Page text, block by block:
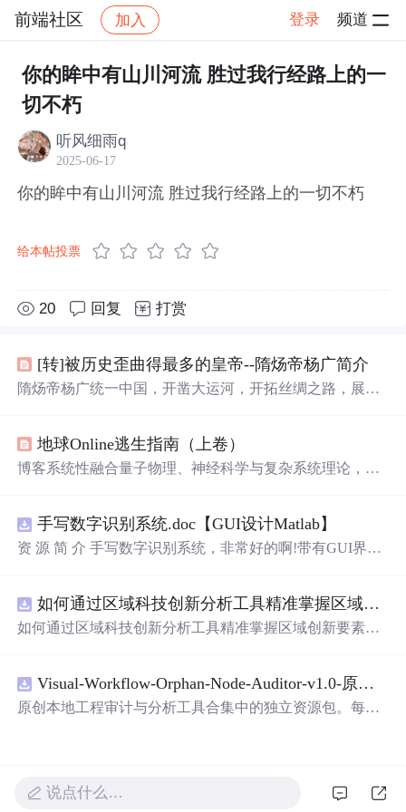
前端社区 加入 登录 频道
社区 前端社区 感慨 帖子详情
你的眸中有山川河流 胜过我行经路上的一
切不朽
听风细雨q
2025-06-17
你的眸中有山川河流 胜过我行经路上的一切不朽
给本帖投票
20 回复 打赏
[转]被历史歪曲得最多的皇帝--隋炀帝杨广简介
隋炀帝杨广统一中国，开凿大运河，开拓丝绸之路，展现
民伤财导致了隋朝的衰落。
地球Online逃生指南（上卷）
博客系统性融合量子物理、神经科学与复杂系统理论，构
质；提出‘无我布施’作为分布式网络的非对称负熵干预，
建立基于觉知训练的流动生存范式，并用数学模型（如痛
手写数字识别系统.doc【GUI设计Matlab】
资 源 简 介 手写数字识别系统，非常好的啊!带有GUI界
带有直观的图形用户界面（GUI），非常容易使用。你只
需要将手写数字输入系统，它将立即给出准确的识别结
是一个非常方便和实用的工具，你一定会喜欢它的！
如何通过区域科技创新分析工具精准掌握区域创新要素分布与产业链融合现状？.docx
如何通过区域科技创新分析工具精准掌握区域创新要素分
Visual-Workflow-Orphan-Node-Auditor-v1.0-原创源码与文档.zip
原创本地工程审计与分析工具合集中的独立资源包。每个
权声明。解压后进入project目录，执行npm test验证算法，
执行npm run report生成报告，也可通过本地静态服务器打
说点什么…